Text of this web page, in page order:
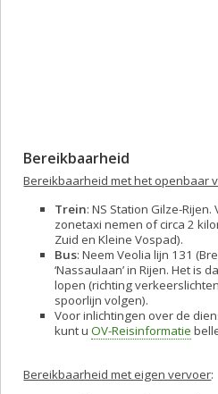
Bereikbaarheid
Bereikbaarheid met het openbaar
Trein: NS Station Gilze-
zonetaxi nemen of circa 2
Zuid en Kleine Vospad).
Bus: Neem Veolia lijn 131
‘Nassaulaan’ in Rijen. Het is
lopen (richting
spoorlijn volgen).
Voor inlichtingen over de
kunt uOV-Reisinformatie
Bereikbaarheid met eigen vervoer: